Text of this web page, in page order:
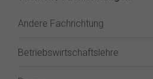
Andere Fachrichtung
Betriebswirtschaftslehre